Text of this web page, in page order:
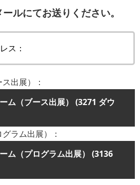
ルにてお送りください。
ス：
出展）：
ム（ブース出展） (3271 ダウ
ラム出展）：
ム（プログラム出展） (3136